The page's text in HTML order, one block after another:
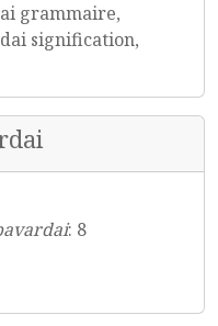
grammaire,
signification,
: 8